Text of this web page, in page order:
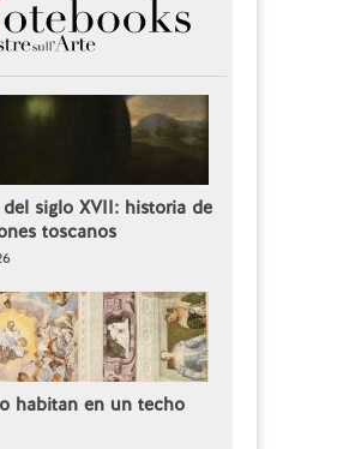
siglo XVII: historia de
toscanos
habitan en un techo